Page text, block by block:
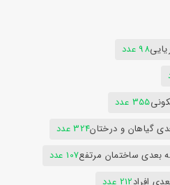
98 عدد
355 عدد
گیاهان و درختان324 عدد
بعدی ساختمان مرتفع107 عدد
افراد212 عدد